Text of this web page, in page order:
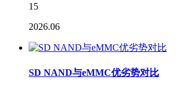
15
2026.06
SD NAND与eMMC优劣势对比